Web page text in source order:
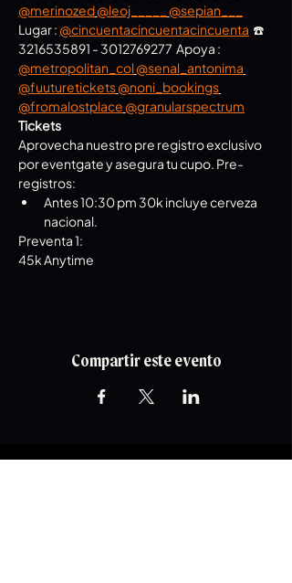
@merinozed@leoj_____
@sepian___
Lugar : @cincuentacincuentacincuenta
  ☎️
3216535891 - 3012769277  Apoya :
@metropolitan_col@senal_antonima
@fuuturetickets@noni_bookings
@fromalostplace @granularspectrum
Tickets
Aprovecha nuestro pre registro exclusivo
por eventgate y asegura tu cupo. Pre-
registros:
Antes 10:30 pm 30k incluye cerveza
nacional.
Preventa 1:
45k Anytime
Compartir este evento